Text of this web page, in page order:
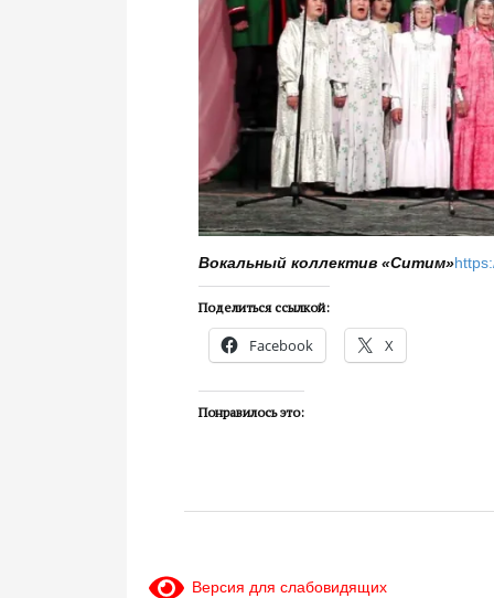
Вокальный коллектив «Ситим»
Поделиться ссылкой:
Facebook X
Понравилось это:
Версия для слабовидящих